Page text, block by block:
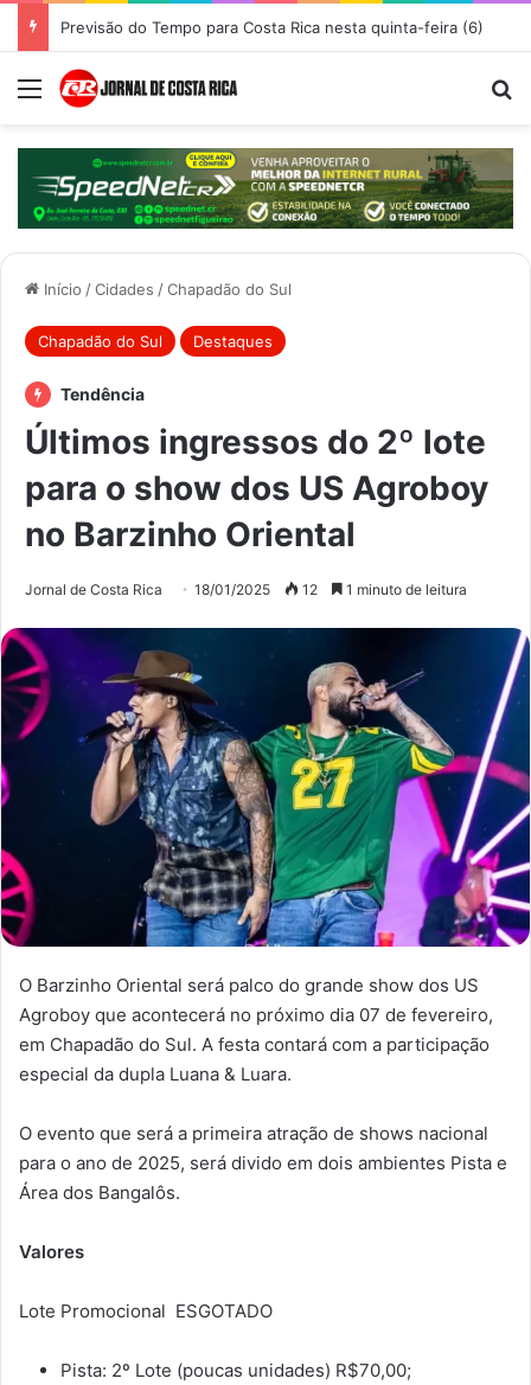
Previsão do Tempo para Costa Rica nesta quinta-feira (6)
Menu
Início /Cidades /Chapadão do Sul
Chapadão do Sul Destaques
Tendência
Últimos ingressos do 2º lote
para o show dos US Agroboy
no Barzinho Oriental
Jornal de Costa Rica 18/01/2025 12 1 minuto de leitura
O Barzinho Oriental será palco do grande show dos US
Agroboy que acontecerá no próximo dia 07 de fevereiro,
em Chapadão do Sul. A festa contará com a participação
especial da dupla Luana & Luara.
O evento que será a primeira atração de shows nacional
para o ano de 2025, será divido em dois ambientes Pista e
Área dos Bangalôs.
Valores
Lote Promocional ESGOTADO
Pista: 2º Lote (poucas unidades) R$70,00;